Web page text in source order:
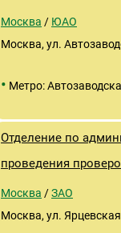
Москва / ЮАО
Москва, ул.
• Метро:
Отделение по
проведения
Москва /ЗАО
Москва, ул.